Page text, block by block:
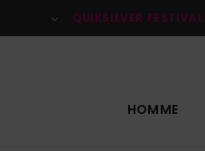
QUIKSILVER FESTIVAL
HOMME